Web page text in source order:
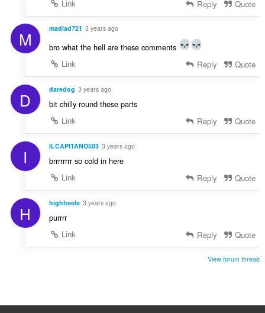
Link
Reply Quote
M madlad721 3 years ago
bro what the hell are these comments
Link
Reply Quote
D daredog 3 years ago
bit chilly round these parts
Link
Reply Quote
I ILCAPITANO503 3 years ago
brrrrrrrr so cold in here
Link
Reply Quote
H highheels 3 years ago
purrrr
Link
Reply Quote
View forum thread